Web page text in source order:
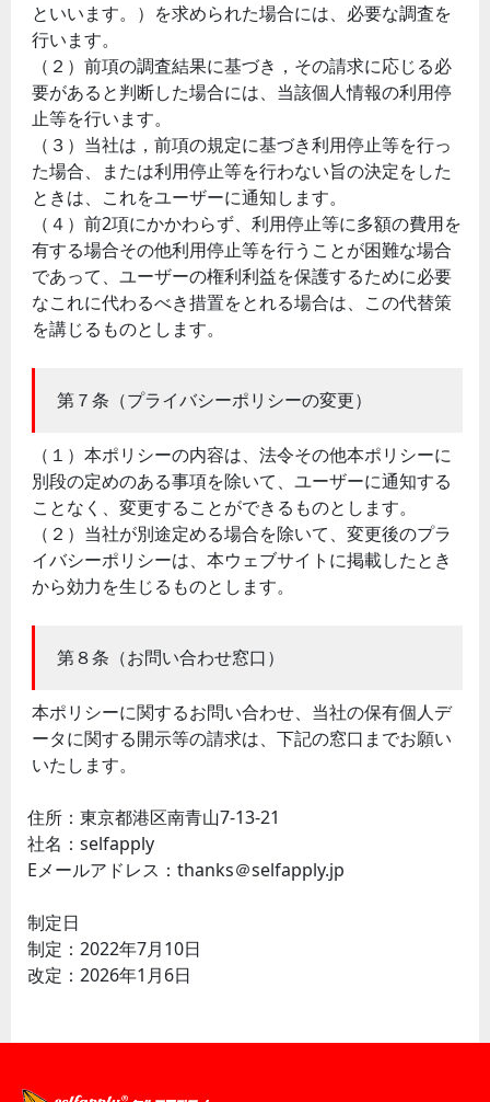
といいます。）を求められた場合には、必要な調査を
行います。
（２）前項の調査結果に基づき，その請求に応じる必
要があると判断した場合には、当該個人情報の利用停
止等を行います。
（３）当社は，前項の規定に基づき利用停止等を行っ
た場合、または利用停止等を行わない旨の決定をした
ときは、これをユーザーに通知します。
（４）前2項にかかわらず、利用停止等に多額の費用を
有する場合その他利用停止等を行うことが困難な場合
であって、ユーザーの権利利益を保護するために必要
なこれに代わるべき措置をとれる場合は、この代替策
を講じるものとします。
第７条（プライバシーポリシーの変更）
（１）本ポリシーの内容は、法令その他本ポリシーに
別段の定めのある事項を除いて、ユーザーに通知する
ことなく、変更することができるものとします。
（２）当社が別途定める場合を除いて、変更後のプラ
イバシーポリシーは、本ウェブサイトに掲載したとき
から効力を生じるものとします。
第８条（お問い合わせ窓口）
本ポリシーに関するお問い合わせ、当社の保有個人デ
ータに関する開示等の請求は、下記の窓口までお願い
いたします。
住所：東京都港区南青山7-13-21
社名：selfapply
Eメールアドレス：thanks＠selfapply.jp
制定日
制定：2022年7月10日
改定：2026年1月6日